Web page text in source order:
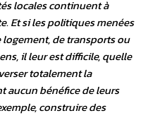
locales continuent à
Et si les politiques menées
de transports ou
il leur est difficile, quelle
totalement la
aucun bénéfice de leurs
construire des